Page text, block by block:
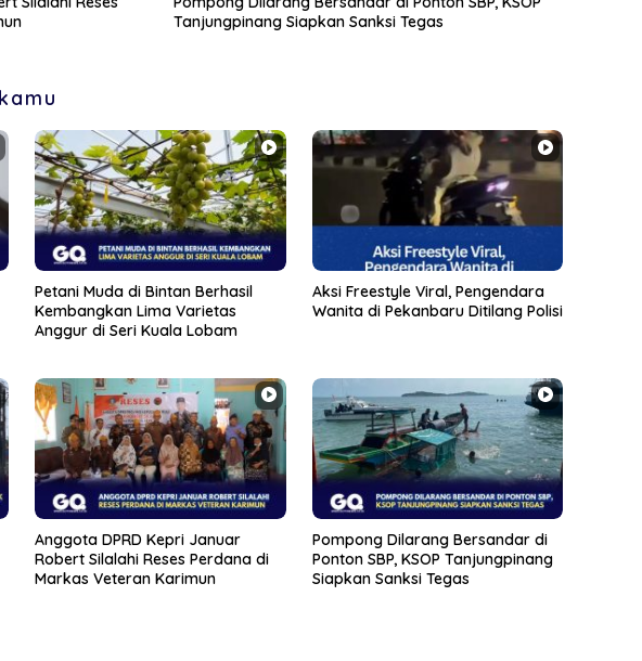
Tanjungpinang Siapkan Sanksi Tegas
Petani Muda di Bintan Berhasil
Kembangkan Lima Varietas
Anggur di Seri Kuala Lobam
Aksi Freestyle Viral, Pengendara
Wanita di Pekanbaru Ditilang Polisi
Anggota DPRD Kepri Januar
Robert Silalahi Reses Perdana di
Markas Veteran Karimun
Pompong Dilarang Bersandar di
Ponton SBP, KSOP Tanjungpinang
Siapkan Sanksi Tegas